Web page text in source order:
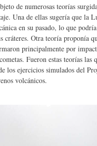
de numerosas teorías
Una de ellas sugería que la
en su pasado, lo que
cráteres. Otra teoría proponía
principalmente por
Fueron estas teorías las
los ejercicios simulados del
volcánicos.